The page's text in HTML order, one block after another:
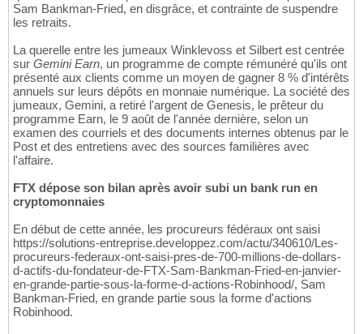
Sam Bankman-Fried, en disgrâce, et contrainte de suspendre
les retraits.
La querelle entre les jumeaux Winklevoss et Silbert est centrée
sur Gemini Earn, un programme de compte rémunéré qu'ils ont
présenté aux clients comme un moyen de gagner 8 % d'intérêts
annuels sur leurs dépôts en monnaie numérique. La société des
jumeaux, Gemini, a retiré l'argent de Genesis, le prêteur du
programme Earn, le 9 août de l'année dernière, selon un
examen des courriels et des documents internes obtenus par le
Post et des entretiens avec des sources familières avec
l'affaire.
FTX dépose son bilan après avoir subi un bank run en
cryptomonnaies
En début de cette année, les procureurs fédéraux ont saisi
https://solutions-entreprise.developpez.com/actu/340610/Les-
procureurs-federaux-ont-saisi-pres-de-700-millions-de-dollars-
d-actifs-du-fondateur-de-FTX-Sam-Bankman-Fried-en-janvier-
en-grande-partie-sous-la-forme-d-actions-Robinhood/, Sam
Bankman-Fried, en grande partie sous la forme d'actions
Robinhood.